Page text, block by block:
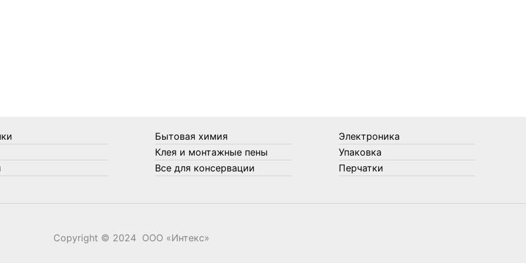
Бытовая химия
Клея и монтажные пены
Все для консервации
Электроника
Упаковка
Перчатки
Copyright © 2024 ООО «‎Интекс»‎